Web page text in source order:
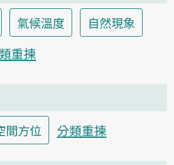
氣候溫度
自然現象
重揀
間方位 分類重揀